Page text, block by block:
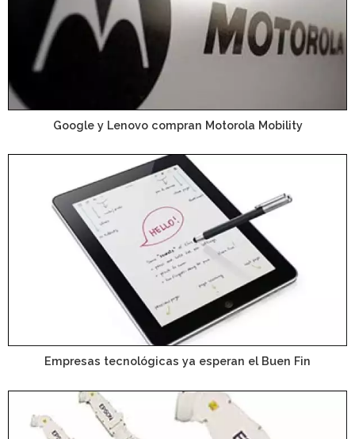
Google y Lenovo compran Motorola Mobility
Empresas tecnológicas ya esperan el Buen Fin